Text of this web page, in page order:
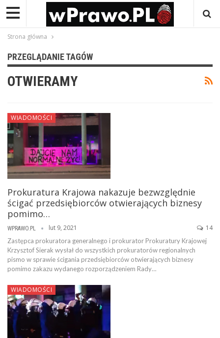
Strona główna
PRZEGLĄDANIE TAGÓW
OTWIERAMY
WIADOMOŚCI
Prokuratura Krajowa nakazuje bezwzględnie
ścigać przedsiębiorców otwierających biznesy
pomimo…
WPRAWO.PL lut 9, 2021 14
Zastępca prokuratora generalnego i prokurator Prokuratury Krajowej
Krzysztof Sierak wysłał do wszystkich prokuratorów regionalnych
pismo w sprawie ścigania przedsiębiorców otwierających biznesy
pomimo zakazu wydanego rozporządzeniem Rady…
WIADOMOŚCI